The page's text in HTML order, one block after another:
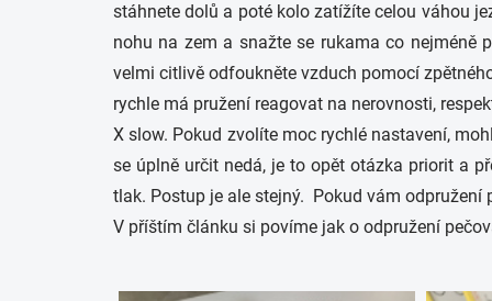
stáhnete dolů a poté kolo zatížíte celou váhou
nohu na zem a snažte se rukama co
velmi citlivě odfoukněte vzduch pomocí
rychle má pružení reagovat na nerovnosti,
X slow. Pokud zvolíte moc rychlé nastavení,
se úplně určit nedá, je to opět otázka priorit a
tlak. Postup je ale stejný. Pokud vám odpružení
V příštím článku si povíme jak o odpružení